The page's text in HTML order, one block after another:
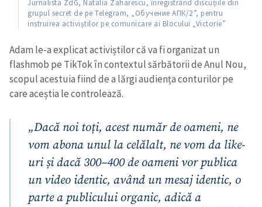
Jurnalista ZdG, Natalia Zaharescu, înregistrând discuțiile din
grupul secret de pe Telegram, „Обучение АПК/2”, pentru
instruirea activiștilor pe comunicare ai Blocului „Victorie”
Adam le-a explicat activiștilor că va fi organizat un
flashmob pe TikTok în contextul sărbătorii de Anul Nou,
scopul acestuia fiind de a lărgi audiența conturilor pe
care aceștia le controlează.
„Dacă noi toți, acest număr de oameni, ne
vom abona unul la celălalt, ne vom da like-
uri și dacă 300–400 de oameni vor publica
un video identic, având un mesaj identic, o
parte a publicului organic, adică a